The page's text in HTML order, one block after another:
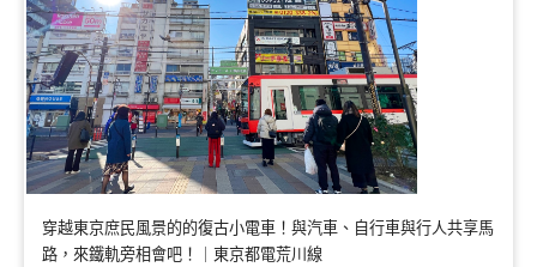
穿越東京庶民風景的的復古小電車！與汽車、自行車與行人共享馬
路，來鐵軌旁相會吧！｜東京都電荒川線